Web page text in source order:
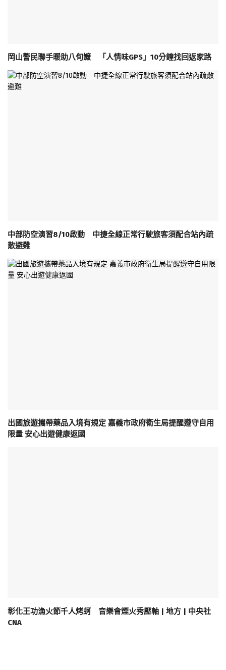
岡山警民聯手暖助八旬嬤 「人情味GPS」10分鐘找回返家路
中部防空演習8/10啟動 中捷全線正常行駛旅客須配合站內疏
散避難
出國旅遊攜帶藥品入境有規定 嘉義市政府衛生局提醒遵守自用
限量 安心出遊健康返國
彰化王功漁火節千人烤蚵 音樂會煙火秀壓軸 | 地方 | 中央社
CNA